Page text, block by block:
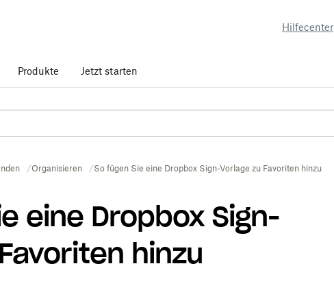
Hilfecenter
Produkte Jetzt starten
Organisieren So fügen Sie eine Dropbox Sign-Vorlage zu Favoriten hinzu
eine Dropbox Sign-
hinzu